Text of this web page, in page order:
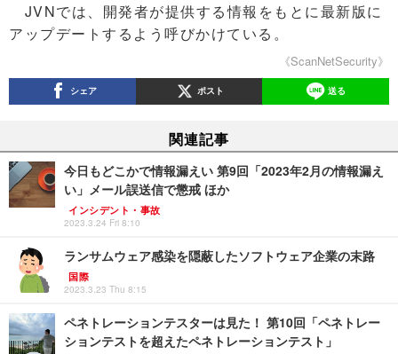
JVNでは、開発者が提供する情報をもとに最新版に
アップデートするよう呼びかけている。
《ScanNetSecurity》
シェア ポスト 送る
関連記事
今日もどこかで情報漏えい 第9回「2023年2月の情報漏え
い」メール誤送信で懲戒 ほか
インシデント・事故
2023.3.24 Fri 8:10
ランサムウェア感染を隠蔽したソフトウェア企業の末路
国際
2023.3.23 Thu 8:15
ペネトレーションテスターは見た！ 第10回「ペネトレー
ションテストを超えたペネトレーションテスト」